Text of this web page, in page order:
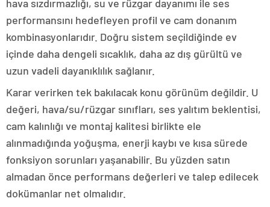
hava sızdırmazlığı, su ve rüzgar dayanımı ile ses
performansını hedefleyen profil ve cam donanım
kombinasyonlarıdır. Doğru sistem seçildiğinde ev
içinde daha dengeli sıcaklık, daha az dış gürültü ve
uzun vadeli dayanıklılık sağlanır.
Karar verirken tek bakılacak konu görünüm değildir. U
değeri, hava/su/rüzgar sınıfları, ses yalıtım beklentisi,
cam kalınlığı ve montaj kalitesi birlikte ele
alınmadığında yoğuşma, enerji kaybı ve kısa sürede
fonksiyon sorunları yaşanabilir. Bu yüzden satın
almadan önce performans değerleri ve talep edilecek
dokümanlar net olmalıdır.